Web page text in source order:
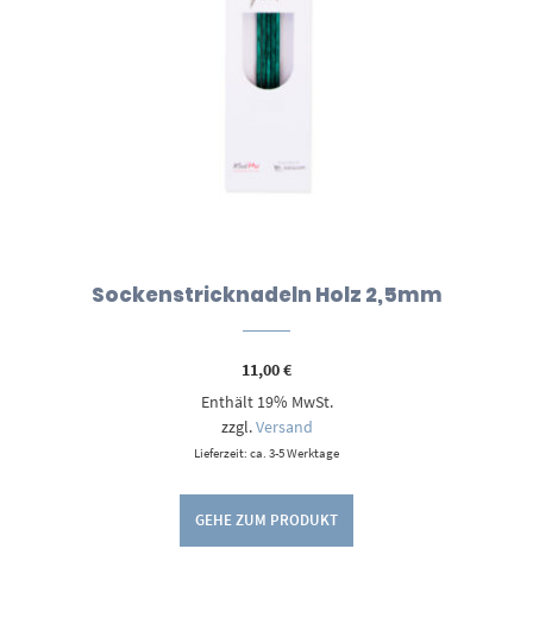
Sockenstricknadeln Holz 2,5mm
11,00€
Enthält 19% MwSt.
zzgl.Versand
Lieferzeit: ca. 3-5 Werktage
GEHE ZUM PRODUKT